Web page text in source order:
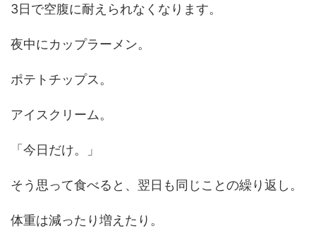
3日で空腹に耐えられなくなります。
夜中にカップラーメン。
ポテトチップス。
アイスクリーム。
「今日だけ。」
そう思って食べると、翌日も同じことの繰り返し。
体重は減ったり増えたり。